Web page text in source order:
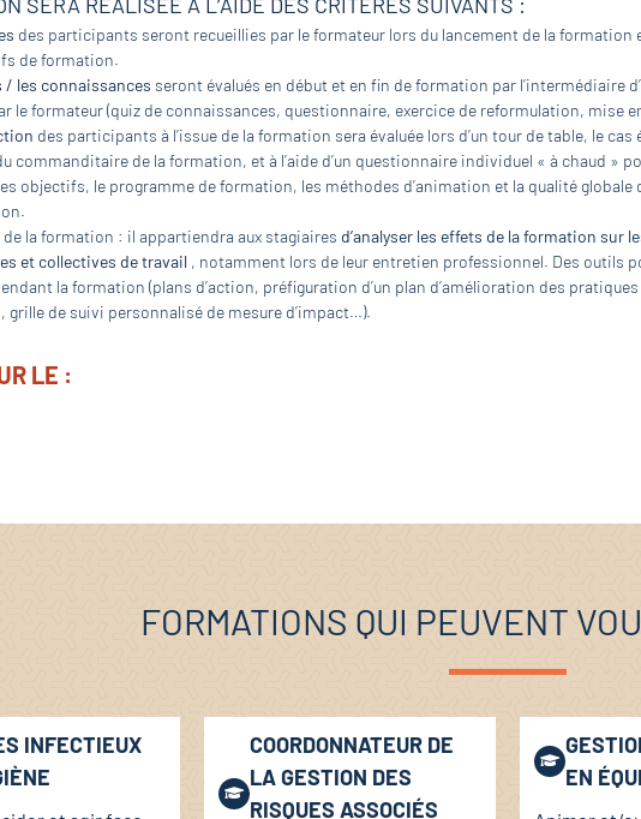
des participants seront recueillies par le formateur lors du lancement de la formation
de formation.
/ les connaissances seront évalués en début et en fin de formation par l’intermédiaire
le formateur (quiz de connaissances, questionnaire, exercice de reformulation, mise
des participants à l’issue de la formation sera évaluée lors d’un tour de table, le cas
commanditaire de la formation, et à l’aide d’un questionnaire individuel « à chaud »
objectifs, le programme de formation, les méthodes d’animation et la qualité globale
de la formation : il appartiendra aux stagiaires d’analyser les effets de la formation sur
et collectives de travail , notamment lors de leur entretien professionnel. Des outils
la formation (plans d’action, préfiguration d’un plan d’amélioration des
grille de suivi personnalisé de mesure d’impact…).
LE :
FORMATIONS QUI PEUVENT
INFECTIEUX
COORDONNATEUR DE
LA GESTION DES
RISQUES ASSOCIÉS
EN